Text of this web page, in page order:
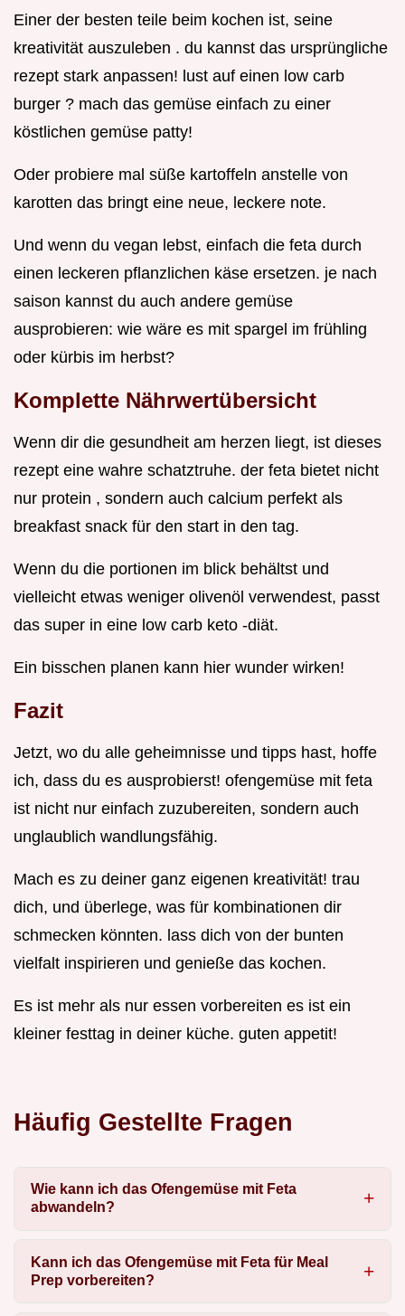
Einer der besten teile beim kochen ist, seine
kreativität auszuleben . du kannst das ursprüngliche
rezept stark anpassen! lust auf einen low carb
burger ? mach das gemüse einfach zu einer
köstlichen gemüse patty!
Oder probiere mal süße kartoffeln anstelle von
karotten das bringt eine neue, leckere note.
Und wenn du vegan lebst, einfach die feta durch
einen leckeren pflanzlichen käse ersetzen. je nach
saison kannst du auch andere gemüse
ausprobieren: wie wäre es mit spargel im frühling
oder kürbis im herbst?
Komplette Nährwertübersicht
Wenn dir die gesundheit am herzen liegt, ist dieses
rezept eine wahre schatztruhe. der feta bietet nicht
nur protein , sondern auch calcium perfekt als
breakfast snack für den start in den tag.
Wenn du die portionen im blick behältst und
vielleicht etwas weniger olivenöl verwendest, passt
das super in eine low carb keto -diät.
Ein bisschen planen kann hier wunder wirken!
Fazit
Jetzt, wo du alle geheimnisse und tipps hast, hoffe
ich, dass du es ausprobierst! ofengemüse mit feta
ist nicht nur einfach zuzubereiten, sondern auch
unglaublich wandlungsfähig.
Mach es zu deiner ganz eigenen kreativität! trau
dich, und überlege, was für kombinationen dir
schmecken könnten. lass dich von der bunten
vielfalt inspirieren und genieße das kochen.
Es ist mehr als nur essen vorbereiten es ist ein
kleiner festtag in deiner küche. guten appetit!
Häufig Gestellte Fragen
Wie kann ich das Ofengemüse mit Feta
abwandeln?
Kann ich das Ofengemüse mit Feta für Meal
Prep vorbereiten?